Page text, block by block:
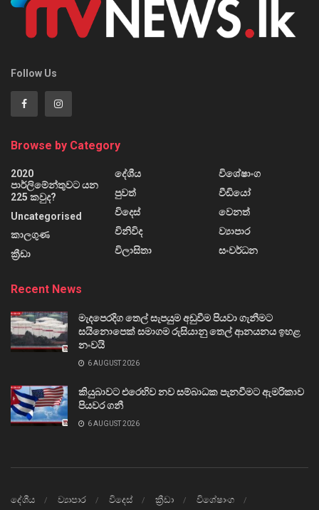
Follow Us
Browse by Category
2020
පාර්ලිමේන්තුවට යන
225 කවුද?
Uncategorised
කාලගුණ
ක්‍රීඩා
දේශීය
පුවත්
විදෙස්
විනිවිද
විලාසිතා
විශේෂාංග
වීඩියෝ
වෙනත්
ව්‍යාපාර
සංවර්ධන
Recent News
මැදපෙරදිග තෙල් සැපයුම අඩුවීම පියවා ගැනීමට
සයිනොපෙක් සමාගම රුසියානු තෙල් ආනයනය ඉහළ
නංවයි
6 AUGUST 2026
කියුබාවට එරෙහිව නව සම්බාධක පැනවීමට ඇමරිකාව
පියවර ගනී
6 AUGUST 2026
දේශීය ව්‍යාපාර විදෙස් ක්‍රීඩා
විශේෂාංග